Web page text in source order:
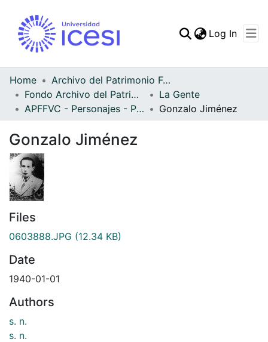
Statistics
Log In
Home
Archivo del Patrimonio Fotográfico y Fílmico del Valle del Cauca
Fondo Archivo del Patrimonio Fotográfico y Fílmico del Valle del Cauca
La Gente
APFFVC - Personajes - Patrimonial
Gonzalo Jiménez
Gonzalo Jiménez
Files
0603888.JPG (12.34 KB)
Date
1940-01-01
Authors
s. n.
s. n.